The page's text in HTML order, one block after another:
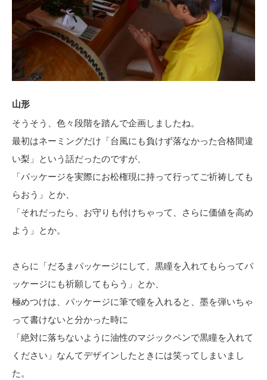
山形
そうそう、色々段階を踏んで企画しましたね。
最初はネーミングだけ「台風にも負けず落なかった合格間違
い梨」という話だったのですが、
「パッケージを実際にお松権現に持って行ってご祈祷しても
らおう」とか、
「それだったら、お守りも付けちゃって、さらに価値を高め
よう」とか。
さらに「だるまパッケージにして、黒瞳を入れてもらってパ
ッケージにも祈願してもらう」とか、
極めつけは、パッケージに筆で瞳を入れると、墨を弾いちゃ
って書けないと分かった時に
「絶対に落ちないように油性のマジックペンで黒瞳を入れて
ください」なんてデザインしたときには笑ってしまいまし
た。